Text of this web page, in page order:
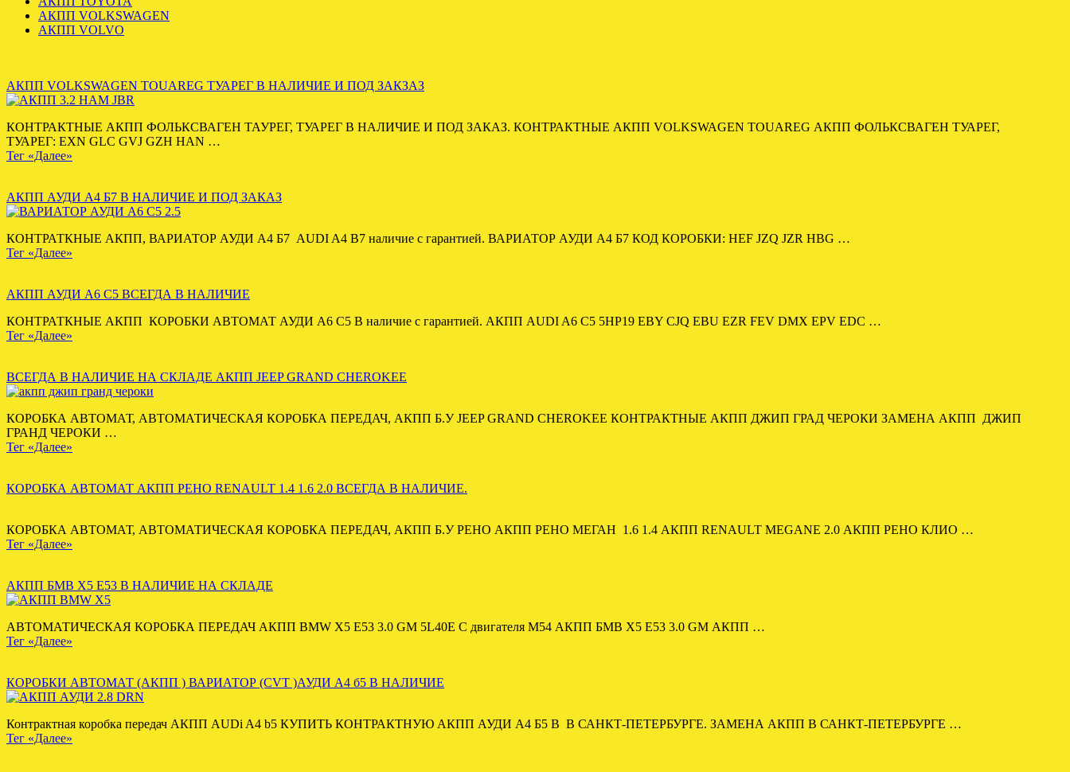
АКПП VOLKSWAGEN
АКПП VOLVO
АКПП VOLKSWAGEN TOUAREG ТУАРЕГ В НАЛИЧИЕ И ПОД ЗАКЗАЗ
КОНТРАКТНЫЕ АКПП ФОЛЬКСВАГЕН ТАУРЕГ, ТУАРЕГ В НАЛИЧИЕ И ПОД ЗАКАЗ. КОНТРАКТНЫЕ АКПП VOLKSWAGEN TOUAREG АКПП ФОЛЬКСВАГЕН ТУАРЕГ,
ТУАРЕГ: EXN GLC GVJ GZH HAN …
Тег «Далее»
АКПП АУДИ А4 Б7 В НАЛИЧИЕ И ПОД ЗАКАЗ
КОНТРАТКНЫЕ АКПП, ВАРИАТОР АУДИ А4 Б7 AUDI A4 B7 наличие с гарантией. ВАРИАТОР АУДИ А4 Б7 КОД КОРОБКИ: HEF JZQ JZR HBG …
Тег «Далее»
АКПП АУДИ А6 С5 ВСЕГДА В НАЛИЧИЕ
КОНТРАТКНЫЕ АКПП КОРОБКИ АВТОМАТ АУДИ А6 С5 В наличие с гарантией. АКПП AUDI A6 C5 5HP19 EBY CJQ EBU EZR FEV DMX EPV EDC …
Тег «Далее»
ВСЕГДА В НАЛИЧИЕ НА СКЛАДЕ АКПП JEEP GRAND CHEROKEE
КОРОБКА АВТОМАТ, АВТОМАТИЧЕСКАЯ КОРОБКА ПЕРЕДАЧ, АКПП Б.У JEEP GRAND CHEROKEE КОНТРАКТНЫЕ АКПП ДЖИП ГРАД ЧЕРОКИ ЗАМЕНА АКПП ДЖИП
ГРАНД ЧЕРОКИ …
Тег «Далее»
КОРОБКА АВТОМАТ АКПП РЕНО RENAULT 1.4 1.6 2.0 ВСЕГДА В НАЛИЧИЕ.
КОРОБКА АВТОМАТ, АВТОМАТИЧЕСКАЯ КОРОБКА ПЕРЕДАЧ, АКПП Б.У РЕНО АКПП РЕНО МЕГАН 1.6 1.4 АКПП RENAULT MEGANE 2.0 АКПП РЕНО КЛИО …
Тег «Далее»
АКПП БМВ Х5 Е53 В НАЛИЧИЕ НА СКЛАДЕ
АВТОМАТИЧЕСКАЯ КОРОБКА ПЕРЕДАЧ АКПП BMW X5 E53 3.0 GM 5L40E С двигателя M54 АКПП БМВ Х5 Е53 3.0 GM АКПП …
Тег «Далее»
КОРОБКИ АВТОМАТ (АКПП ) ВАРИАТОР (CVT )АУДИ А4 б5 В НАЛИЧИЕ
Контрактная коробка передач АКПП AUDi A4 b5 КУПИТЬ КОНТРАКТНУЮ АКПП АУДИ А4 Б5 В В САНКТ-ПЕТЕРБУРГЕ. ЗАМЕНА АКПП В САНКТ-ПЕТЕРБУРГЕ …
Тег «Далее»